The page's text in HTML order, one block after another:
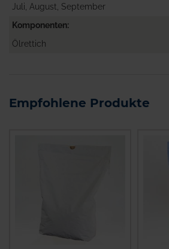
Juli, August, September
Komponenten
Ölrettich
Empfohlene Produkte